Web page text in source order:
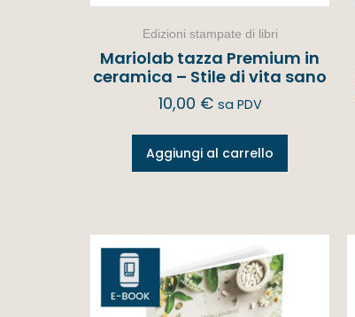
Edizioni stampate di libri
Mariolab tazza Premium in
ceramica – Stile di vita sano
10,00 € sa PDV
Aggiungi al carrello